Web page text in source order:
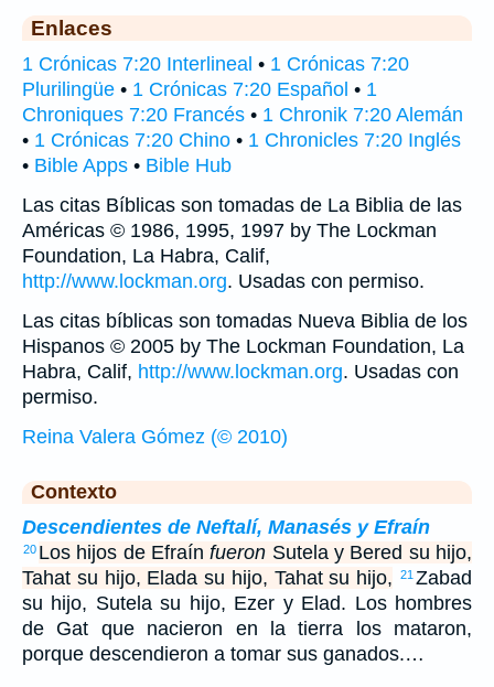
Enlaces
1 Crónicas 7:20 Interlineal • 1 Crónicas 7:20
Plurilingüe • 1 Crónicas 7:20 Español • 1
Chroniques 7:20 Francés • 1 Chronik 7:20 Alemán
• 1 Crónicas 7:20 Chino • 1 Chronicles 7:20 Inglés
• Bible Apps • Bible Hub
Las citas Bíblicas son tomadas de La Biblia de las
Américas © 1986, 1995, 1997 by The Lockman
Foundation, La Habra, Calif,
http://www.lockman.org. Usadas con permiso.
Las citas bíblicas son tomadas Nueva Biblia de los
Hispanos © 2005 by The Lockman Foundation, La
Habra, Calif, http://www.lockman.org. Usadas con
permiso.
Reina Valera Gómez (© 2010)
Contexto
Descendientes de Neftalí, Manasés y Efraín
20 Los hijos de Efraínfueron Sutela y Bered su hijo,
Tahat su hijo, Elada su hijo, Tahat su hijo,
21 Zabad
su hijo, Sutela su hijo, Ezer y Elad. Los hombres
de Gat que nacieron en la tierra los mataron,
porque descendieron a tomar sus ganados.…